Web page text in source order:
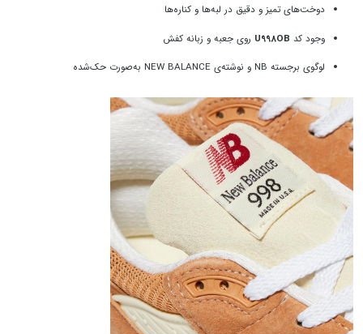
دوخت‌های تمیز و دقیق در لبه‌ها و کناره‌ها
وجود کد U998OB روی جعبه و زبانه کفش
لوگوی برجسته NB و نوشته‌ی NEW BALANCE به‌صورت حک‌شده